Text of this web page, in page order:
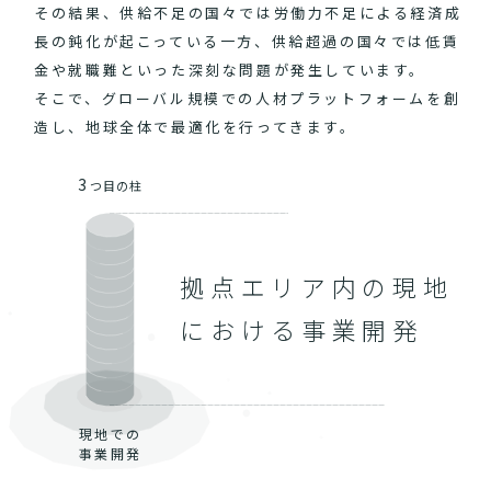
その結果、供給不足の国々では労働力不足による経済成
長の鈍化が起こっている一方、供給超過の国々では低賃
金や就職難といった深刻な問題が発生しています。
そこで、グローバル規模での人材プラットフォームを創
造し、地球全体で最適化を行ってきます。
3 つ目の柱
現地での
事業開発
拠点エリア内の現地
における事業開発